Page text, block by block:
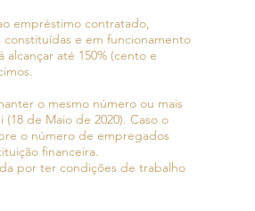
empréstimo contratado,
constituídas e em funcionamento
até 150% (cento e
o mesmo número ou mais
de Maio de 2020). Caso o
o número de empregados
financeira.
por ter condições de trabalho